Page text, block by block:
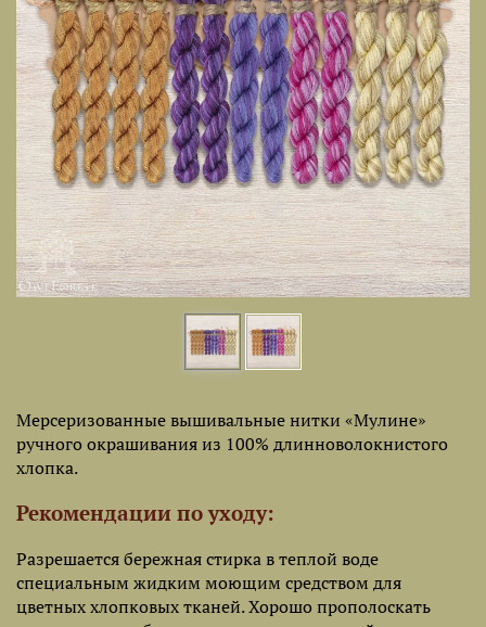
Мерсеризованные вышивальные нитки «Мулине»
ручного окрашивания из 100% длинноволокнистого
хлопка.
Рекомендации по уходу:
Разрешается бережная стирка в теплой воде
специальным жидким моющим средством для
цветных хлопковых тканей. Хорошо прополоскать